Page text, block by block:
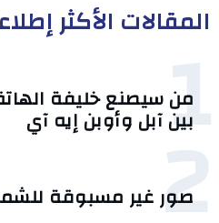
المقالات الأكثر
1
من سيصنع خليفة
بين آبل وأوبن إيه آي
2
صور غير مسبوقة